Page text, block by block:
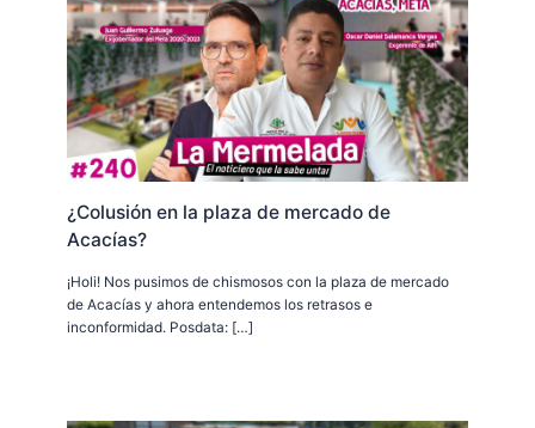
¿Colusión en la plaza de mercado de
Acacías?
¡Holi! Nos pusimos de chismosos con la plaza de mercado
de Acacías y ahora entendemos los retrasos e
inconformidad. Posdata: […]